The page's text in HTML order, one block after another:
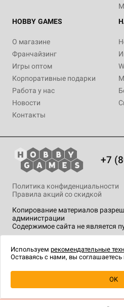
Уведомить
HOBBY GAMES
О магазине
Франчайзинг
Игры оптом
Корпоративные подарки
Работа у нас
Новости
Контакты
+7
Копирование материалов
администрации
Содержимое сайта не является
Политика конфиденциальности
Правила акций со скидкой
технологии.
Используем рекомендательные
Оставаясь с нами, вы
OK